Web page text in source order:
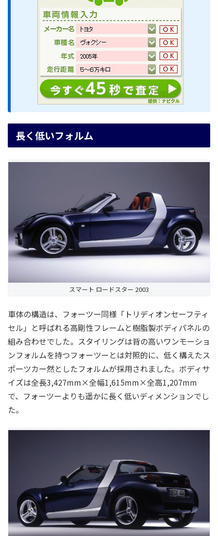
長く低いフォルム
スマート ロードスター 2003
車体の構造は、フォーツー同様「トリディオンセーフティ
セル」と呼ばれる高剛性フレームと樹脂製ボディパネルの
組み合わせでした。スタイリングは背の高いワンモーショ
ンフォルムを持つフォーツーとは対照的に、低く構えたス
ポーツカー然としたフォルムが採用されました。ボディサ
イズは全長3,427mm×全幅1,615mm×全高1,207mm
で、フォーツーよりも遥かに長く低いディメンションでし
た。